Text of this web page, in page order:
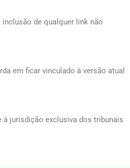
de qualquer link não
em ficar vinculado à versão atual
jurisdição exclusiva dos tribunais